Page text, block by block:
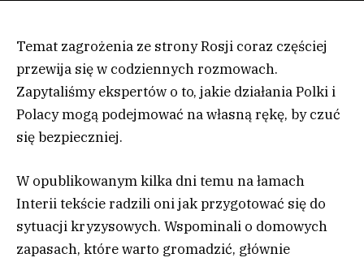
Temat zagrożenia ze strony Rosji coraz częściej
przewija się w codziennych rozmowach.
Zapytaliśmy ekspertów o to, jakie działania Polki i
Polacy mogą podejmować na własną rękę, by czuć
się bezpieczniej.
W opublikowanym kilka dni temu na łamach
Interii tekście radzili oni jak przygotować się do
sytuacji kryzysowych. Wspominali o domowych
zapasach, które warto gromadzić, głównie